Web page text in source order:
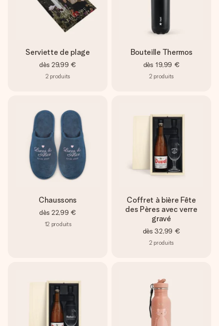
Serviette de plage
dès 29,99 €
2 produits
Bouteille Thermos
dès 19,99 €
2 produits
Chaussons
dès 22,99 €
12 produits
Coffret à bière Fête
des Pères avec verre
gravé
dès 32,99 €
2 produits